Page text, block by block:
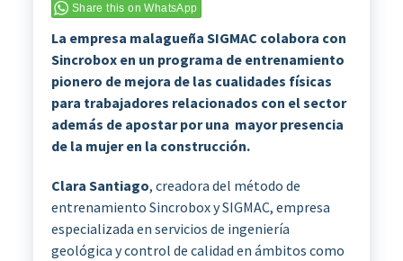
Share this on WhatsApp
La empresa malagueña SIGMAC colabora con
Sincrobox en un programa de entrenamiento
pionero de mejora de las cualidades físicas
para trabajadores relacionados con el sector
además de apostar por una mayor presencia
de la mujer en la construcción.
Clara Santiago, creadora del método de
entrenamiento Sincrobox y SIGMAC, empresa
especializada en servicios de ingeniería
geológica y control de calidad en ámbitos como